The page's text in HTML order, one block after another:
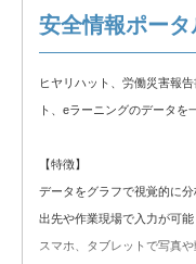
ヒヤリハット、労働災害報
ト、eラーニングのデータ
【特徴】
データをグラフで視覚的に分
出先や作業現場で入力が可能
スマホ、タブレットで写真